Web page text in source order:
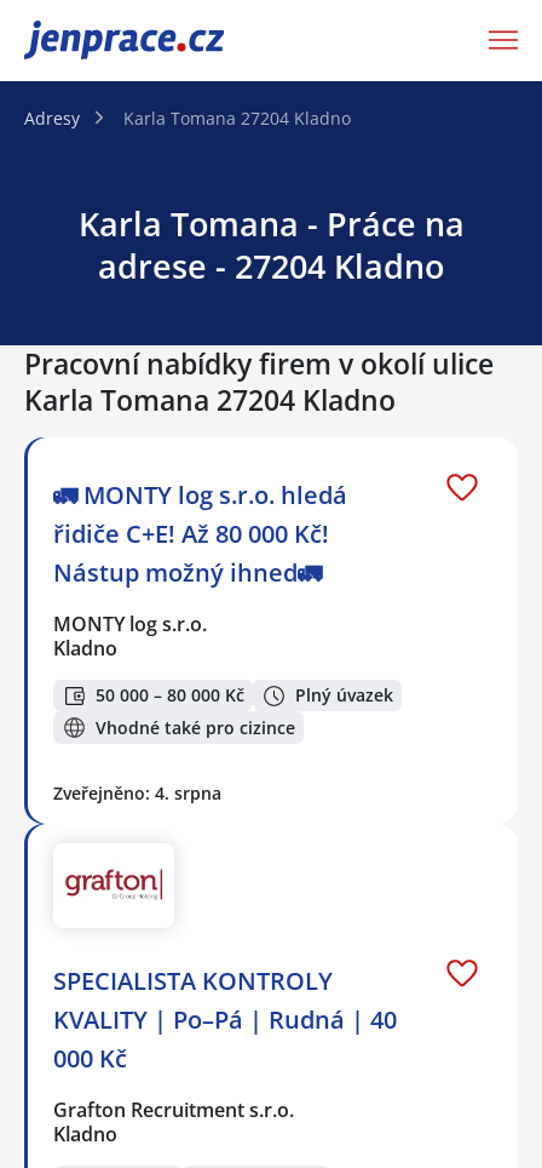
JenPráce.cz
Adresy Karla Tomana 27204 Kladno
Karla Tomana - Práce na
adrese - 27204 Kladno
Pracovní nabídky firem v okolí ulice
Karla Tomana 27204 Kladno
🚛 MONTY log s.r.o. hledá
řidiče C+E! Až 80 000 Kč!
Nástup možný ihned🚛
MONTY log s.r.o.
Kladno
50 000 – 80 000 Kč
Plný úvazek
Vhodné také pro cizince
Zveřejněno: 4. srpna
SPECIALISTA KONTROLY
KVALITY | Po–Pá | Rudná | 40
000 Kč
Grafton Recruitment s.r.o.
Kladno